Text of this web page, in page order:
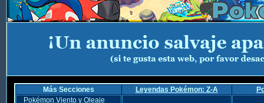
Más Secciones Leyendas Pokémon: Z-A
Pokémon Viento y Oleaje